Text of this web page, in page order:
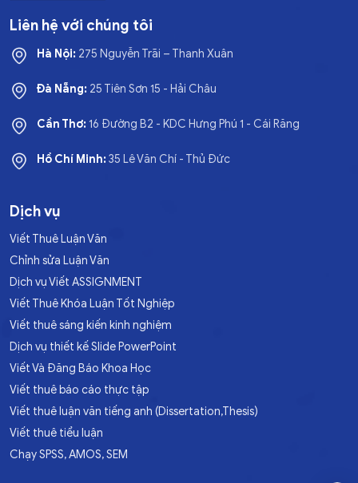
Liên hệ với chúng tôi
Hà Nội: 275 Nguyễn Trãi – Thanh Xuân
Đà Nẵng: 25 Tiên Sơn 15 - Hải Châu
Cần Thơ:16 Đường B2 - KDC Hưng Phú 1 - Cái Răng
Hồ Chí Minh:35 Lê Văn Chí - Thủ Đức
Dịch vụ
Viết Thuê Luận Văn
Chỉnh sửa Luận Văn
Dịch vụ Viết ASSIGNMENT
Viết Thuê Khóa Luận Tốt Nghiệp
Viết thuê sáng kiến kinh nghiệm
Dịch vụ thiết kế Slide PowerPoint
Viết Và Đăng Báo Khoa Học
Viết thuê báo cáo thực tập
Viết thuê luận văn tiếng anh (Dissertation,Thesis)
Viết thuê tiểu luận
Chạy SPSS, AMOS, SEM